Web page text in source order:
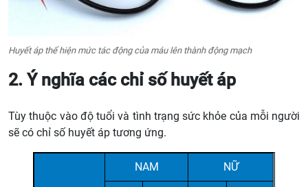
Huyết áp thể hiện mức tác động của máu lên thành động mạch
2. Ý nghĩa các chỉ số huyết áp
Tùy thuộc vào độ tuổi và tình trạng sức khỏe của mỗi người
sẽ có chỉ số huyết áp tương ứng.
NAM NỮ